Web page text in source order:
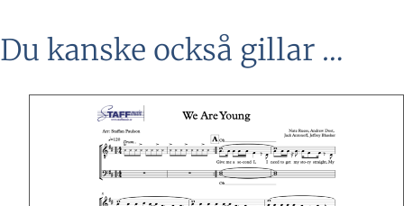
mängd
Du kanske också gillar …